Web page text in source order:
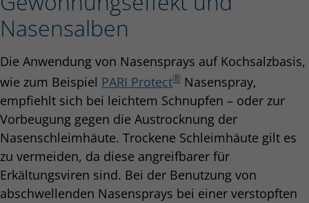
Nasensalben
Die Anwendung von Nasensprays auf Kochsalzbasis,
wie zum Beispiel PARI Protect® Nasenspray,
empfiehlt sich bei leichtem Schnupfen – oder zur
Vorbeugung gegen die Austrocknung der
Nasenschleimhäute. Trockene Schleimhäute gilt es
zu vermeiden, da diese angreifbarer für
Erkältungsviren sind. Bei der Benutzung von
abschwellenden Nasensprays bei einer verstopften